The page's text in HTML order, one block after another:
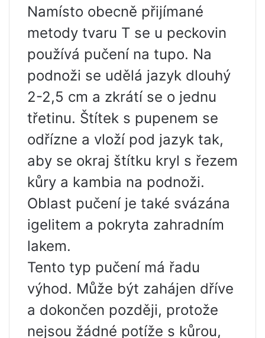
Namísto obecně přijímané
metody tvaru T se u peckovin
používá pučení na tupo. Na
podnoži se udělá jazyk dlouhý
2-2,5 cm a zkrátí se o jednu
třetinu. Štítek s pupenem se
odřízne a vloží pod jazyk tak,
aby se okraj štítku kryl s řezem
kůry a kambia na podnoži.
Oblast pučení je také svázána
igelitem a pokryta zahradním
lakem.
Tento typ pučení má řadu
výhod. Může být zahájen dříve
a dokončen později, protože
nejsou žádné potíže s kůrou,